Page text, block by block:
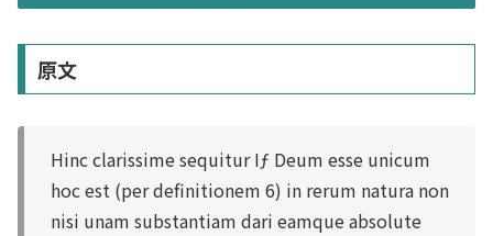
原文
Hinc clarissime sequitur Iƒ Deum esse unicum
hoc est (per definitionem 6) in rerum natura non
nisi unam substantiam dari eamque absolute